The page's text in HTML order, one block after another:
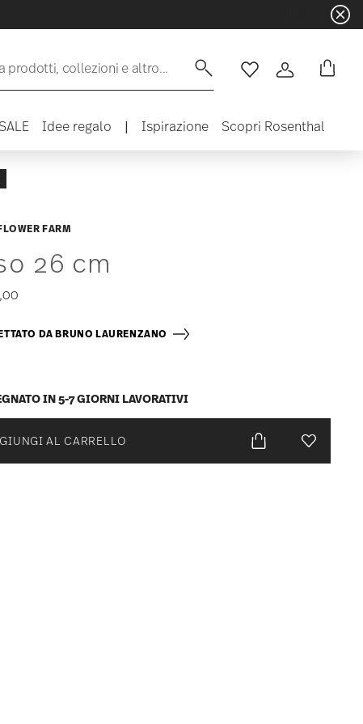
prodotti, collezioni e altro... Lista desideri
Accedi
Idee regalo | Ispirazione Scopri Rosenthal
FARM
26 cm
DA BRUNO LAURENZANO
IN 5-7 GIORNI LAVORATIVI
AL CARRELLO Lista